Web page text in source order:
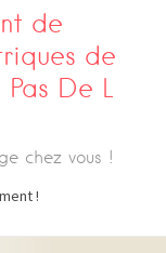
de
de
Pas De L
chez vous !
!